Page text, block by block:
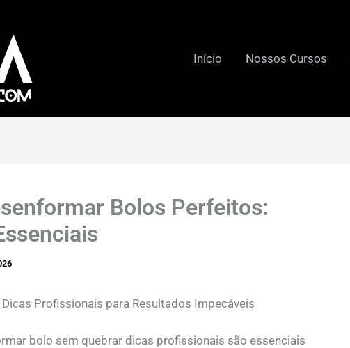
Início Nossos Cursos
Bolos Perfeitos:
Profissionais para Resultados Impecáveis
bolo sem quebrar dicas profissionais são essenciais